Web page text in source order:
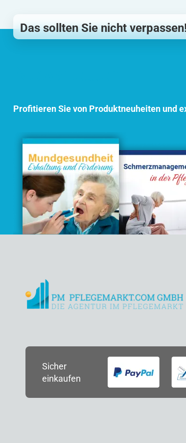
Das sollten Sie nicht
Profitieren Sie von Produktneuheiten und
Sicher
einkaufen